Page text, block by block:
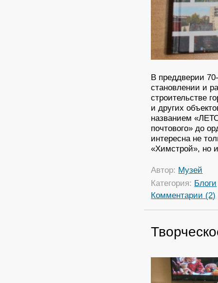
В преддверии
становлении и
строительстве
и других
названием
почтового» до
интересна не
«Химстрой», но
Автор: Музей
Категория: Блоги
Комментарии (2)